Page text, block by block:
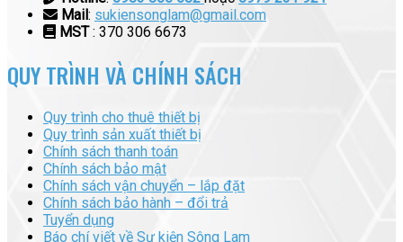
Mail: sukiensonglam@gmail.com
MST: 370 306 6673
QUY TRÌNH VÀ CHÍNH SÁCH
Quy trình cho thuê thiết bị
Quy trình sản xuất thiết bị
Chính sách thanh toán
Chính sách bảo mật
Chính sách vận chuyển – lắp đặt
Chính sách bảo hành – đổi trả
Tuyển dụng
Báo chí viết về Sự kiện Sông Lam